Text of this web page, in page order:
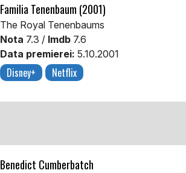
Familia Tenenbaum (2001)
The Royal Tenenbaums
Nota 7.3 / Imdb 7.6
Data premierei: 5.10.2001
Disney+ Netflix
Benedict Cumberbatch